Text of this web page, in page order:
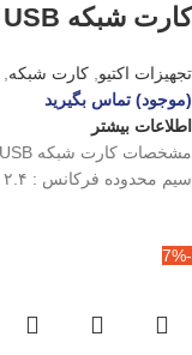
کارت شبکه USB ال بی لینک مدل LB-WN۱۵۱
تجهیزات اکتیو کارت شبکه
(موجود) تماس بگیرید
اطلاعات بیشتر
سیم محدوده فرکانس : ۲.۴ گیگا
-7%